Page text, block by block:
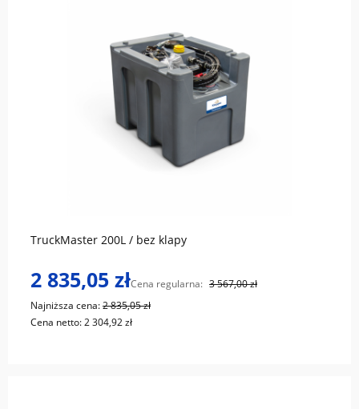
TruckMaster 200L / bez klapy
2 835,05 złCena regularna: 3 567,00 zł
Najniższa cena:2 835,05 zł
Cena netto:2 304,92 zł